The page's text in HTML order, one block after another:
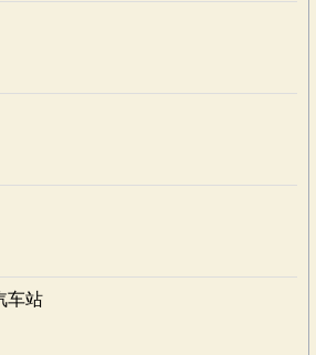
车站